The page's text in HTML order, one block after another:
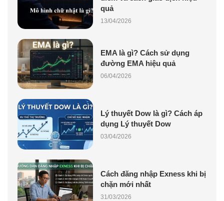
quả
13/04/2026
EMA là gì? Cách sử dụng
đường EMA hiệu quả
06/04/2026
Lý thuyết Dow là gì? Cách áp
dụng Lý thuyết Dow
03/04/2026
Cách đăng nhập Exness khi bị
chặn mới nhất
31/03/2026